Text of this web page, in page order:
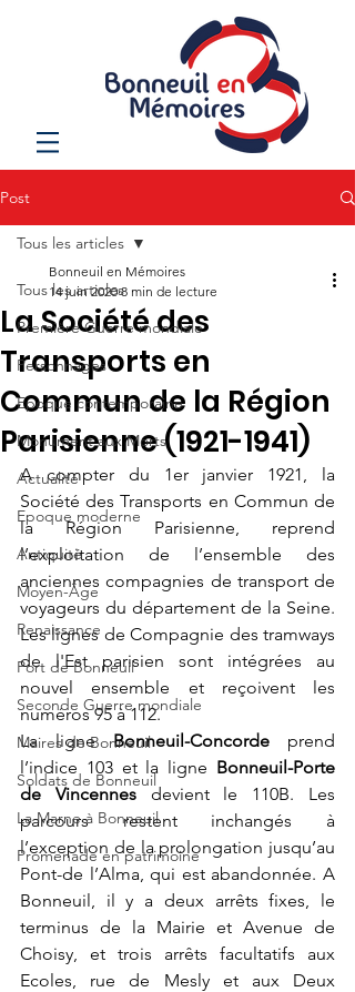
Post
Tous les articles
Première Guerre mondiale
Personnages
Epoque contemporaine
Monument aux Morts
Actualité
Epoque moderne
Antiquité
Moyen-Âge
Renaissance
Port de Bonneuil
Seconde Guerre mondiale
Maires de Bonneuil
Soldats de Bonneuil
La Marne à Bonneuil
Promenade en patrimoine
Tous les articles
La Société des
Transports en
Commun de la Région
Parisienne (1921-1941)
Bonneuil en Mémoires
14 juin 2020 8 min de lecture
A compter du 1er janvier 1921, la
Société des Transports en Commun de
la Région Parisienne, reprend
l’exploitation de l’ensemble des
anciennes compagnies de transport de
voyageurs du département de la Seine.
Les lignes de Compagnie des tramways
de l'Est parisien sont intégrées au
nouvel ensemble et reçoivent les
numéros 95 à 112.
La ligne Bonneuil-Concorde prend
l’indice 103 et la ligne Bonneuil-Porte
de Vincennes devient le 110B. Les
parcours restent inchangés à
l’exception de la prolongation jusqu’au
Pont-de l’Alma, qui est abandonnée. A
Bonneuil, il y a deux arrêts fixes, le
terminus de la Mairie et Avenue de
Choisy, et trois arrêts facultatifs aux
Ecoles, rue de Mesly et aux Deux